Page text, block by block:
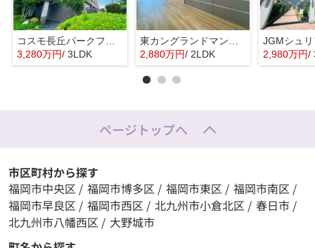
3,280万円/ 3LDK
2,880万円/ 2LDK 2,980万円/
ページトップへ
市区町村から探す
福岡市中央区 / 福岡市博多区 / 福岡市東区 / 福岡市南区 /
福岡市早良区 / 福岡市西区 / 北九州市小倉北区 / 春日市 /
北九州市八幡西区 / 大野城市